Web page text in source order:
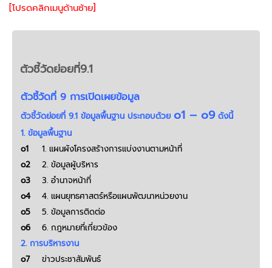
[โปรดคลิกเมนูด้านซ้าย]
ตัวชี้วัดย่อยที่9.1
ตัวชี้วัดที่ 9 การเปิดเผยข้อมูล
ตัวชี้วัดย่อยที่ 9.1 ข้อมูลพื้นฐาน ประกอบด้วย o1 – o9ดังนี้
1. ข้อมูลพื้นฐาน
o1
1. แผนผังโครงสร้างการแบ่งงานตามหน้าที่
o2
2. ข้อมูลผู้บริหาร
o3
3. อำนาจหน้าที่
o4
4. แผนยุทธศาสตร์หรือแผนพัฒนาหน่วยงาน
o5
5. ข้อมูลการติดต่อ
o6
6. กฎหมายที่เกี่ยวข้อง
2. การบริหารงาน
o7
ข่าวประชาสัมพันธ์